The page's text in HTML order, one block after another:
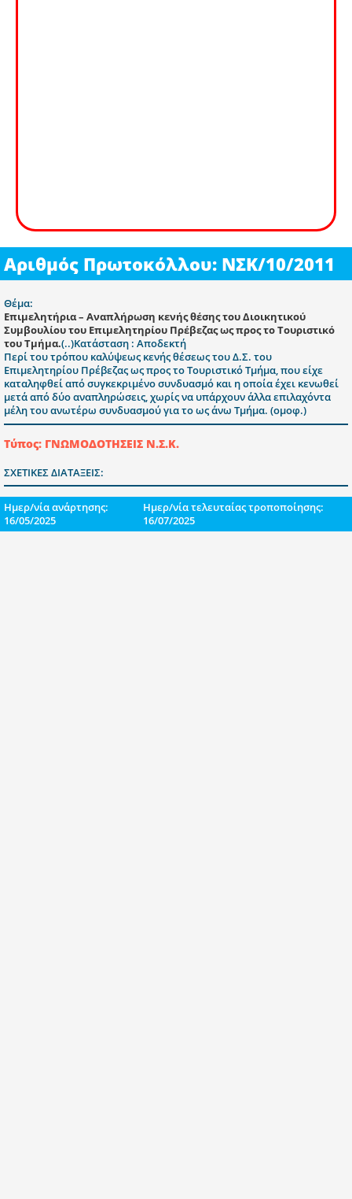
Αριθμός Πρωτοκόλλου: ΝΣΚ/10/2011
Θέμα:
Επιμελητήρια – Αναπλήρωση κενής θέσης του Διοικητικού
Συμβουλίου του Επιμελητηρίου Πρέβεζας ως προς το Τουριστικό
του Τμήμα.(..)Κατάσταση : Αποδεκτή
Περί του τρόπου καλύψεως κενής θέσεως του Δ.Σ. του
Επιμελητηρίου Πρέβεζας ως προς το Τουριστικό Τμήμα, που είχε
καταληφθεί από συγκεκριμένο συνδυασμό και η οποία έχει κενωθεί
μετά από δύο αναπληρώσεις, χωρίς να υπάρχουν άλλα επιλαχόντα
μέλη του ανωτέρω συνδυασμού για το ως άνω Τμήμα. (ομοφ.)
Τύπος: ΓΝΩΜΟΔΟΤΗΣΕΙΣ Ν.Σ.Κ.
ΣΧΕΤΙΚΕΣ ΔΙΑΤΑΞΕΙΣ:
Ημερ/νία ανάρτησης:
16/05/2025
Ημερ/νία τελευταίας τροποποίησης:
16/07/2025